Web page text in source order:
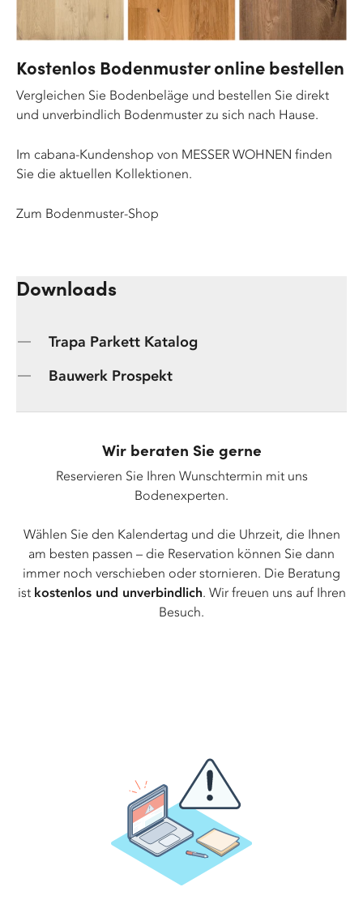
Kostenlos Bodenmuster online bestellen
Vergleichen Sie Bodenbeläge und bestellen Sie direkt
und unverbindlich Bodenmuster zu sich nach Hause.
Im cabana-Kundenshop von MESSER WOHNEN finden
Sie die aktuellen Kollektionen.
Zum Bodenmuster-Shop
Downloads
Trapa Parkett Katalog
Bauwerk Prospekt
Wir beraten Sie gerne
Reservieren Sie Ihren Wunschtermin mit uns
Bodenexperten.
Wählen Sie den Kalendertag und die Uhrzeit, die Ihnen
am besten passen – die Reservation können Sie dann
immer noch verschieben oder stornieren. Die Beratung
ist kostenlos und unverbindlich. Wir freuen uns auf Ihren
Besuch.